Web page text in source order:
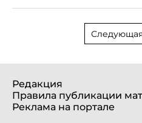
Редакция
Правила публикации
Реклама на портале